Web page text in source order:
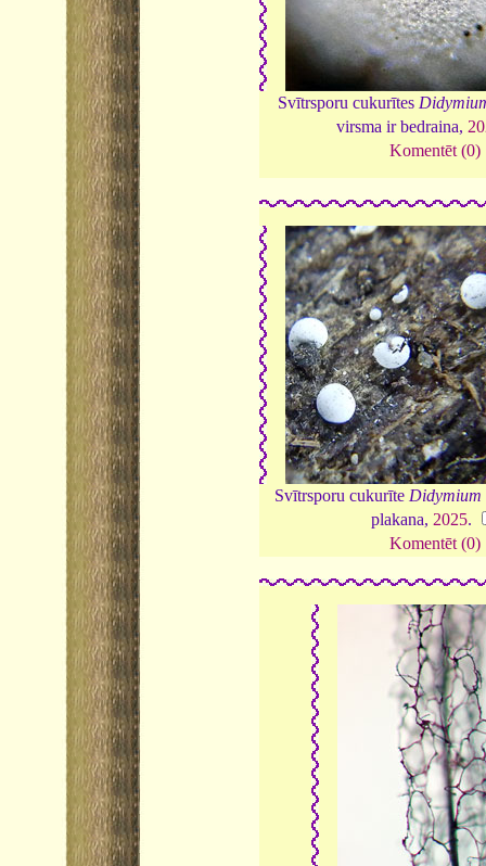
Svītrsporu cukurītes
virsma ir bedraina,
Komentēt (0)
Svītrsporu cukurīte Didymium
plakana, 2025.
Komentēt (0)